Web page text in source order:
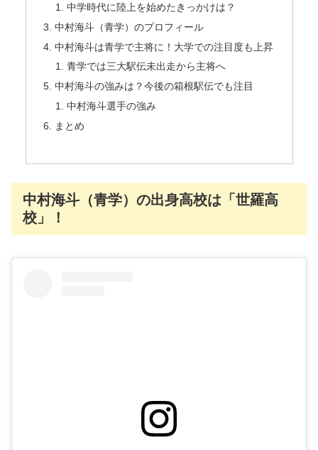
中学時代に陸上を始めたきっかけは？
中村海斗（青学）のプロフィール
中村海斗は青学で主将に！大学での注目度も上昇
青学では三大駅伝未出走から主将へ
中村海斗の強みは？今後の箱根駅伝でも注目
中村海斗選手の強み
まとめ
中村海斗（青学）の出身高校は「世羅高
校」！